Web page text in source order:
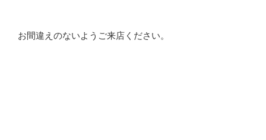
お間違えのないようご来店ください。